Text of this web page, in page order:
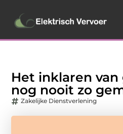
Het inklaren
nog nooit zo
Zakelijke Dienstverlening